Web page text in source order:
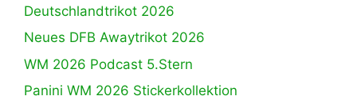
Deutschlandtrikot 2026
Neues DFB Awaytrikot 2026
WM 2026 Podcast 5.Stern
Panini WM 2026 Stickerkollektion